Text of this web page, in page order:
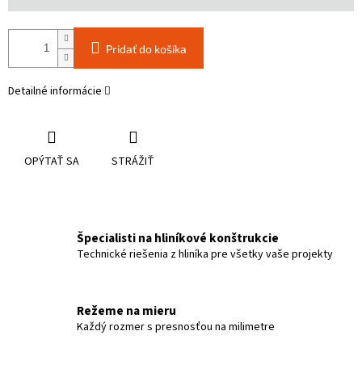
Pridať do košíka
Detailné informácie
OPÝTAŤ SA STRÁŽIŤ
Špecialisti na hliníkové konštrukcie
Technické riešenia z hliníka pre všetky vaše projekty
Režeme na mieru
Každý rozmer s presnosťou na milimetre